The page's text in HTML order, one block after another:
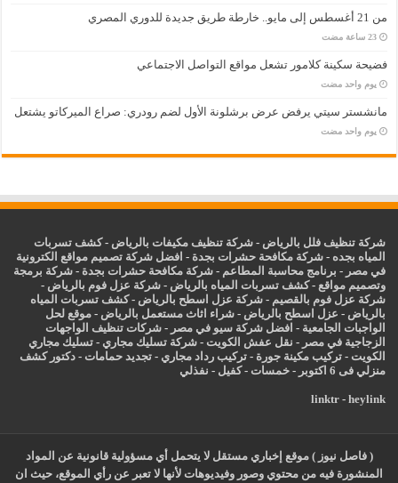
من 21 أغسطس إلى مايو.. خارطة طريق جديدة للدوري المصري
‏23 ساعة مضت
فضيحة سكينة كلامور تشعل مواقع التواصل الاجتماعي
‏يوم واحد مضت
مانشستر سيتي يرفض عرض برشلونة الأول لضم رودري: صراع الميركاتو يشتعل
‏يوم واحد مضت
شركة تنظيف فلل بالرياض -شركة تنظيف مكيفات بالرياض -كشف تسربات
المياه بجده -شركة مكافحة حشرات بجدة - افضل شركة تصميم مواقع الكترونية
في مصر - برنامج محاسبة المطاعم -شركة مكافحة حشرات بجدة -شركة برمجة
وتصميم مواقع -كشف تسربات المياه بالرياض -شركة عزل فوم بالرياض -
شركة عزل فوم بالقصيم -شركة عزل اسطح بالرياض -كشف تسربات المياه
بالرياض - عزل اسطح بالرياض -شراء اثاث مستعمل بالرياض - موقع لحل
الواجبات الجامعية - افضل شركة سيو في مصر -شركات تنظيف الواجهات
الزجاجية في مصر - نقل عفش الكويت -شركة تسليك مجاري -تسليك مجاري
الكويت -تركيب مكينة جورة -تركيب رداد مجاري -تجديد حمامات -دكتور كشف
منزلي فى 6 اكتوبر
-خمسات -كفيل - نفذلي
linktr- heylink
( فاصل نيوز ) موقع إخباري مستقل لا يتحمل أي مسؤولية قانونية عن المواد
المنشورة فيه من محتوي وصور وفيديوهات لأنها لا تعبر عن رأي الموقع، حيث ان